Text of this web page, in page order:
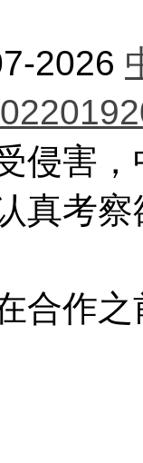
2026
侵害
真考
合作